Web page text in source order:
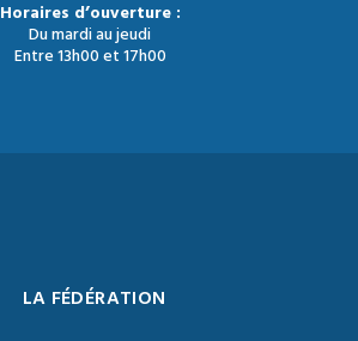
Horaires d’ouverture :
Du mardi au jeudi
Entre 13h00 et 17h00
LA FÉDÉRATION